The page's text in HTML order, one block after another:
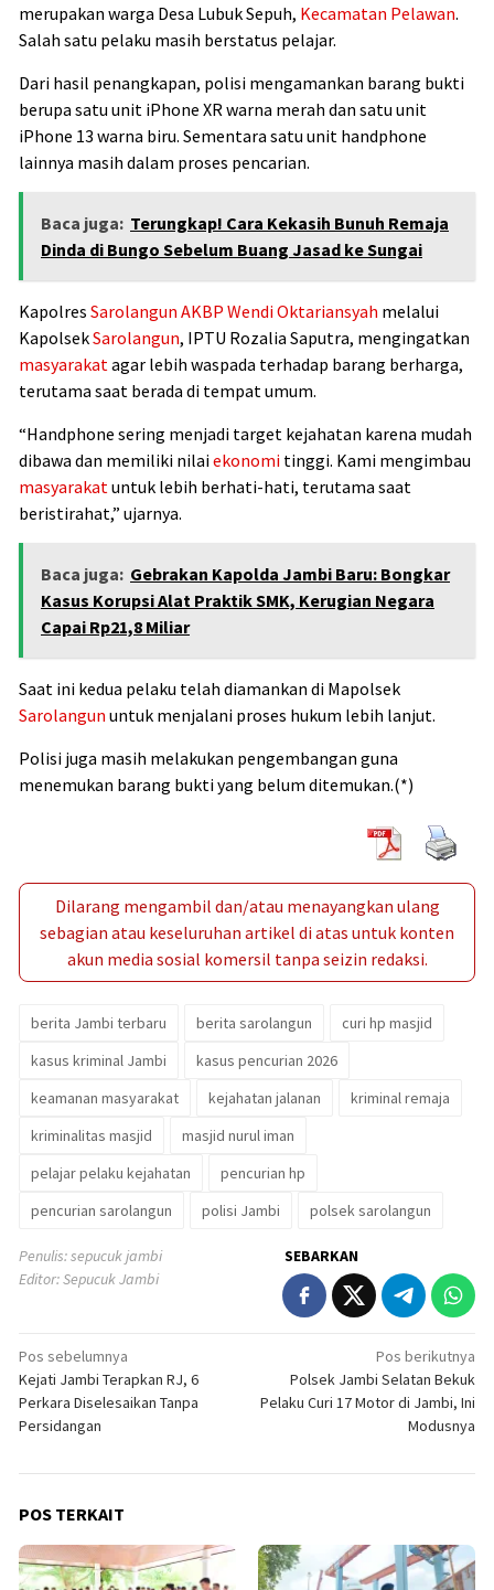
merupakan warga Desa Lubuk Sepuh, Kecamatan Pelawan.
Salah satu pelaku masih berstatus pelajar.
Dari hasil penangkapan, polisi mengamankan barang bukti
berupa satu unit iPhone XR warna merah dan satu unit
iPhone 13 warna biru. Sementara satu unit handphone
lainnya masih dalam proses pencarian.
Baca juga: Terungkap! Cara Kekasih Bunuh Remaja
Dinda di Bungo Sebelum Buang Jasad ke Sungai
Kapolres Sarolangun AKBP Wendi Oktariansyah melalui
KapolsekSarolangun, IPTU Rozalia Saputra, mengingatkan
masyarakatagar lebih waspada terhadap barang berharga,
terutama saat berada di tempat umum.
“Handphone sering menjadi target kejahatan karena mudah
dibawa dan memiliki nilaiekonomi tinggi. Kami mengimbau
masyarakatuntuk lebih berhati-hati, terutama saat
beristirahat,” ujarnya.
Baca juga: Gebrakan Kapolda Jambi Baru: Bongkar
Kasus Korupsi Alat Praktik SMK, Kerugian Negara
Capai Rp21,8 Miliar
Saat ini kedua pelaku telah diamankan di Mapolsek
Sarolangun untuk menjalani proses hukum lebih lanjut.
Polisi juga masih melakukan pengembangan guna
menemukan barang bukti yang belum ditemukan.(*)
Dilarang mengambil dan/atau menayangkan ulang
sebagian atau keseluruhan artikel di atas untuk konten
akun media sosial komersil tanpa seizin redaksi.
berita Jambi terbaru berita sarolangun
curi hp masjid
kasus kriminal Jambi
kasus pencurian 2026
keamanan masyarakat
kejahatan jalanan
kriminal remaja
kriminalitas masjid
masjid nurul iman
pelajar pelaku kejahatan
pencurian hp
pencurian sarolangun
polisi Jambi polsek sarolangun
Penulis: sepucuk jambi
Editor: Sepucuk Jambi
SEBARKAN
Navigasi
pos
Pos sebelumnya
Kejati Jambi Terapkan RJ, 6
Perkara Diselesaikan Tanpa
Persidangan
Pos berikutnya
Polsek Jambi Selatan Bekuk
Pelaku Curi 17 Motor di Jambi, Ini
Modusnya
POS TERKAIT